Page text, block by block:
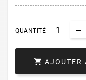
QUANTITÉ
 AJOUTER